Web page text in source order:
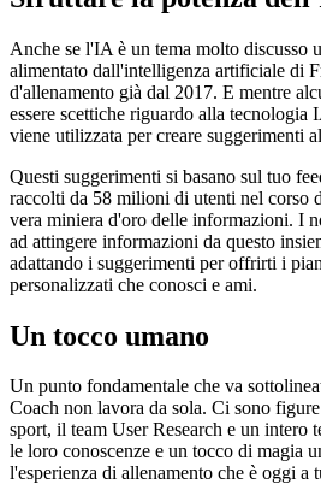
Anche se l'IA è un tema molto discusso
alimentato dall'intelligenza artificiale di
d'allenamento già dal 2017. E mentre
essere scettiche riguardo alla tecnologia
viene utilizzata per creare suggerimenti
Questi suggerimenti si basano sul tuo
raccolti da 58 milioni di utenti nel corso
vera miniera d'oro delle informazioni. I
ad attingere informazioni da questo
adattando i suggerimenti per offrirti i
personalizzati che conosci e ami.
Un tocco umano
Un punto fondamentale che va
Coach non lavora da sola. Ci sono
sport, il team User Research e un intero
le loro conoscenze e un tocco di magia
l'esperienza di allenamento che è oggi a